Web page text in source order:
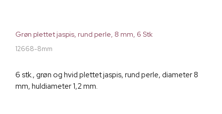
Grøn plettet jaspis, rund perle, 8 mm, 6 Stk
12668-8mm
6 stk., grøn og hvid plettet jaspis, rund perle, diameter 8
mm, huldiameter 1,2 mm.